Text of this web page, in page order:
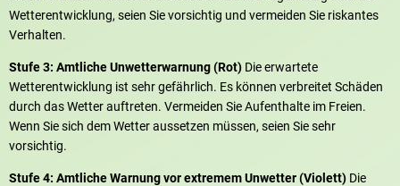
Wetterentwicklung, seien Sie vorsichtig und vermeiden Sie riskantes
Verhalten.
Stufe 3: Amtliche Unwetterwarnung (Rot) Die erwartete
Wetterentwicklung ist sehr gefährlich. Es können verbreitet Schäden
durch das Wetter auftreten. Vermeiden Sie Aufenthalte im Freien.
Wenn Sie sich dem Wetter aussetzen müssen, seien Sie sehr
vorsichtig.
Stufe 4: Amtliche Warnung vor extremem Unwetter (Violett) Die